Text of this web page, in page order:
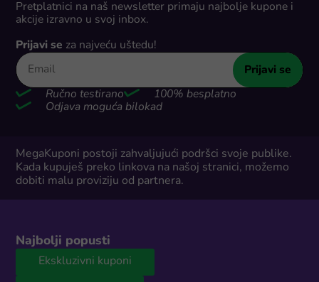
Pretplatnici na naš newsletter primaju najbolje kupone i
akcije izravno u svoj inbox.
Prijavi se za najveću uštedu!
Prijavi se
Ručno testirano
100% besplatno
Odjava moguća bilokad
MegaKuponi postoji zahvaljujući podršci svoje publike.
Kada kupuješ preko linkova na našoj stranici, možemo
dobiti malu proviziju od partnera.
Najbolji popusti
Ekskluzivni kuponi